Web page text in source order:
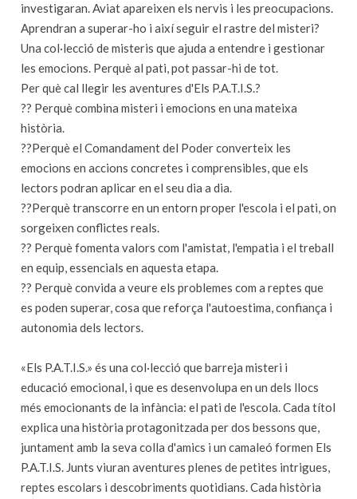
investigaran. Aviat apareixen els nervis i les preocupacions.
Aprendran a superar-ho i així seguir el rastre del misteri?
Una col·lecció de misteris que ajuda a entendre i gestionar
les emocions. Perquè al pati, pot passar-hi de tot.
Per què cal llegir les aventures d'Els P.A.T.I.S.?
?? Perquè combina misteri i emocions en una mateixa
història.
??Perquè el Comandament del Poder converteix les
emocions en accions concretes i comprensibles, que els
lectors podran aplicar en el seu dia a dia.
??Perquè transcorre en un entorn proper l'escola i el pati, on
sorgeixen conflictes reals.
?? Perquè fomenta valors com l'amistat, l'empatia i el treball
en equip, essencials en aquesta etapa.
?? Perquè convida a veure els problemes com a reptes que
es poden superar, cosa que reforça l'autoestima, confiança i
autonomia dels lectors.
«Els P.A.T.I.S.» és una col·lecció que barreja misteri i
educació emocional, i que es desenvolupa en un dels llocs
més emocionants de la infància: el pati de l'escola. Cada títol
explica una història protagonitzada per dos bessons que,
juntament amb la seva colla d'amics i un camaleó formen Els
P.A.T.I.S. Junts viuran aventures plenes de petites intrigues,
reptes escolars i descobriments quotidians. Cada història